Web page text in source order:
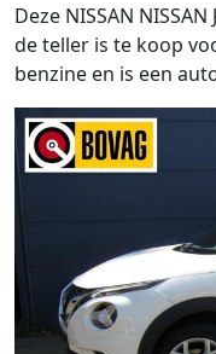
Deze NISSAN
de teller is te koop
benzine en is een